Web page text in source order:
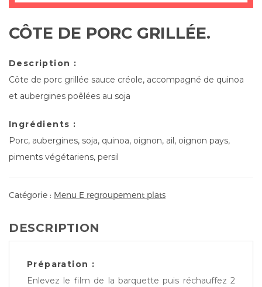
CÔTE DE PORC GRILLÉE.
Description :
Côte de porc grillée sauce créole, accompagné de quinoa
et aubergines poêlées au soja
Ingrédients :
Porc, aubergines, soja, quinoa, oignon, ail, oignon pays,
piments végétariens, persil
Catégorie : Menu E regroupement plats
DESCRIPTION
Préparation :
Enlevez le film de la barquette puis réchauffez 2